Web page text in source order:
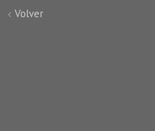
Volver